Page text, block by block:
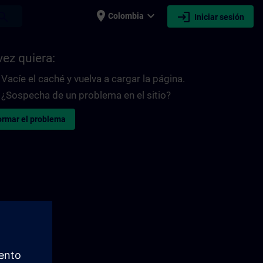
place Colombia expand_more login Iniciar sesión
quiera:
Vacíe el caché y vuelva a cargar la página.
¿Sospecha de un problema en el sitio?
el problema